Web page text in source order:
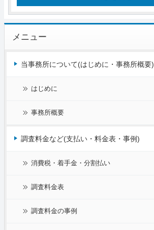
メニュー
当事務所について(はじめに・事務所概要)
はじめに
事務所概要
調査料金など(支払い・料金表・事例)
消費税・着手金・分割払い
調査料金表
調査料金の事例